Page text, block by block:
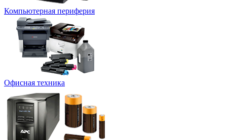
Компьютерная периферия
Офисная техника